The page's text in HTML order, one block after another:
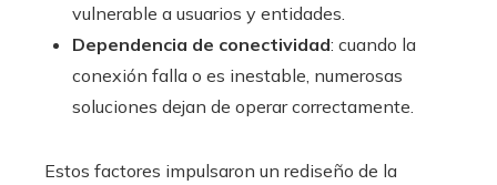
vulnerable a usuarios y entidades.
Dependencia de conectividad: cuando la
conexión falla o es inestable, numerosas
soluciones dejan de operar correctamente.
Estos factores impulsaron un rediseño de la